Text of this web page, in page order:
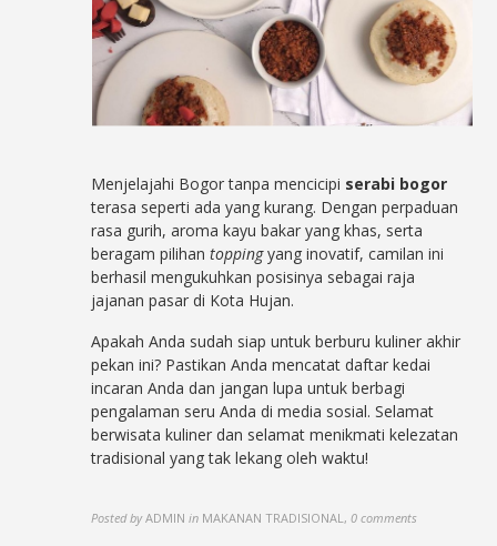
Menjelajahi Bogor tanpa mencicipi serabi bogor
terasa seperti ada yang kurang. Dengan perpaduan
rasa gurih, aroma kayu bakar yang khas, serta
beragam pilihantoppingyang inovatif, camilan ini
berhasil mengukuhkan posisinya sebagai raja
jajanan pasar di Kota Hujan.
Apakah Anda sudah siap untuk berburu kuliner akhir
pekan ini? Pastikan Anda mencatat daftar kedai
incaran Anda dan jangan lupa untuk berbagi
pengalaman seru Anda di media sosial. Selamat
berwisata kuliner dan selamat menikmati kelezatan
tradisional yang tak lekang oleh waktu!
Posted by ADMIN in MAKANAN TRADISIONAL ,0 comments